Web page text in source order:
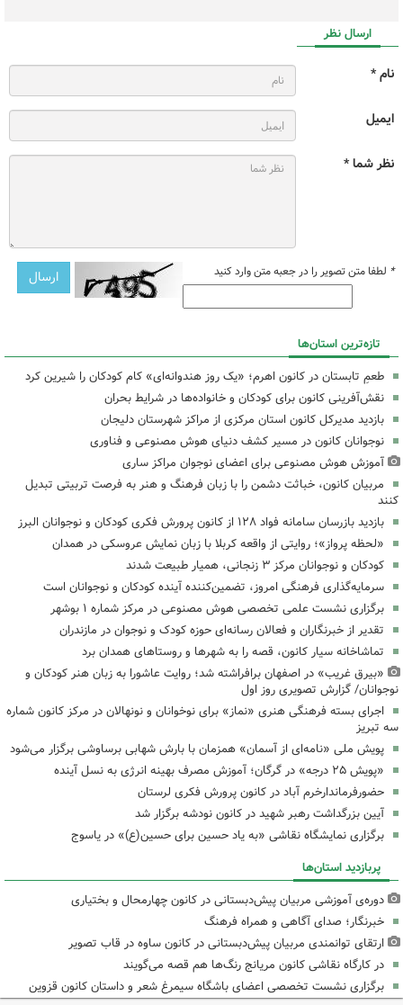
ارسال نظر
نام *
ایمیل
نظر شما *
* لطفا متن تصویر را در جعبه متن وارد کنید
تازه‌ترین استان‌ها
طعمِ تابستان در کانون اهرم؛ «یک روز هندوانه‌ای» کام کودکان را شیرین کرد
نقش‌آفرینی کانون برای کودکان و خانواده‌ها در شرایط بحران
بازدید مدیرکل کانون استان مرکزی از مراکز شهرستان دلیجان
نوجوانان کانون در مسیر کشف دنیای هوش مصنوعی و فناوری
آموزش هوش مصنوعی برای اعضای نوجوان مراکز ساری
مربیان کانون، خباثت دشمن را با زبان فرهنگ و هنر به فرصت تربیتی تبدیل
کنند
بازدید بازرسان سامانه فواد ۱۲۸ از کانون پرورش فکری کودکان و نوجوانان البرز
«لحظه پرواز»؛ روایتی از واقعه کربلا با زبان نمایش عروسکی در همدان
کودکان و نوجوانان مرکز ۳ زنجانی، همیار طبیعت شدند
سرمایه‌گذاری فرهنگی امروز، تضمین‌کننده آینده کودکان و نوجوانان است
برگزاری نشست علمی تخصصی هوش مصنوعی در مرکز شماره ۱ بوشهر
تقدیر از خبرنگاران و فعالان رسانه‌ای حوزه کودک و نوجوان در مازندران
تماشاخانه سیار کانون، قصه را به شهرها و روستاهای همدان برد
«بیرق غریب» در اصفهان برافراشته شد؛ روایت عاشورا به زبان هنر کودکان و
نوجوانان/ گزارش تصویری روز اول
اجرای بسته فرهنگی هنری «نماز» برای نوخوانان و نونهالان در مرکز کانون شماره
سه تبریز
پویش ملی «نامه‌ای از آسمان» همزمان با بارش شهابی برساوشی برگزار می‌شود
«پویش ۲۵ درجه» در گرگان؛ آموزش مصرف بهینه انرژی به نسل آینده
حضورفرماندارخرم آباد در کانون پرورش فکری لرستان
آیین بزرگداشت رهبر شهید در کانون نودشه برگزار شد
برگزاری نمایشگاه نقاشی «به یاد حسین برای حسین(ع)» در یاسوج
پربازدید استان‌ها
دوره‌ی آموزشی مربیان پیش‌دبستانی در کانون چهارمحال و بختیاری
خبرنگار؛ صدای آگاهی و همراه فرهنگ
ارتقای توانمندی مربیان پیش‌دبستانی در کانون ساوه در قاب تصویر
در کارگاه نقاشی کانون مریانج رنگ‌ها هم قصه می‌گویند
برگزاری نشست تخصصی اعضای باشگاه سیمرغ شعر و داستان کانون قزوین